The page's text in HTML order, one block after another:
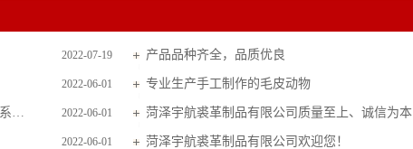
2022-07-19 产品品种齐全，品质优良
2022-06-01 专业生产手工制作的毛皮动物
2022-06-01
主要生产狗、猫、马、虎、牛、羊、鸡、鸟等系列毛皮玩具 菏泽宇航裘革制品有限公司质量至上、诚信为本
2022-06-01 菏泽宇航裘革制品有限公司欢迎您！